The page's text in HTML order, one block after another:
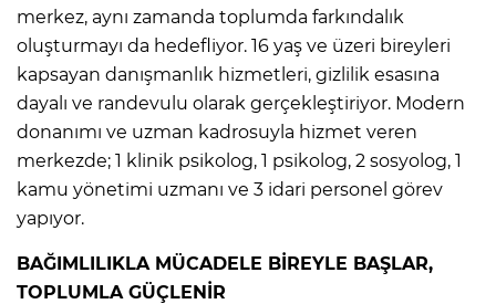
merkez, aynı zamanda toplumda farkındalık
oluşturmayı da hedefliyor. 16 yaş ve üzeri bireyleri
kapsayan danışmanlık hizmetleri, gizlilik esasına
dayalı ve randevulu olarak gerçekleştiriyor. Modern
donanımı ve uzman kadrosuyla hizmet veren
merkezde; 1 klinik psikolog, 1 psikolog, 2 sosyolog, 1
kamu yönetimi uzmanı ve 3 idari personel görev
yapıyor.
BAĞIMLILIKLA MÜCADELE BİREYLE BAŞLAR,
TOPLUMLA GÜÇLENİR